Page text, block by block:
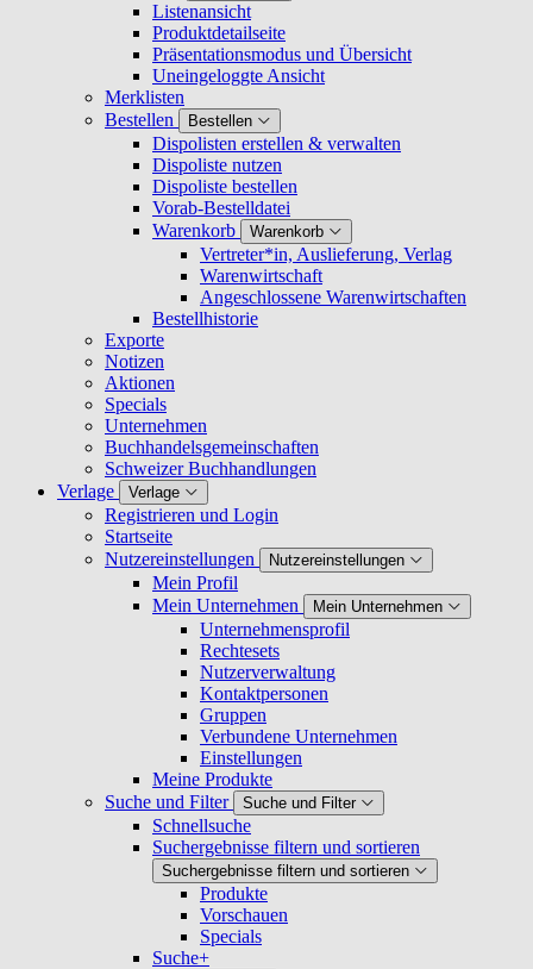
Listenansicht
Produktdetailseite
Präsentationsmodus und Übersicht
Uneingeloggte Ansicht
Merklisten
Bestellen
Bestellen
Dispolisten erstellen & verwalten
Dispoliste nutzen
Dispoliste bestellen
Vorab-Bestelldatei
Warenkorb
Warenkorb
Vertreter*in, Auslieferung, Verlag
Warenwirtschaft
Angeschlossene Warenwirtschaften
Bestellhistorie
Exporte
Notizen
Aktionen
Specials
Unternehmen
Buchhandelsgemeinschaften
Schweizer Buchhandlungen
Verlage
Verlage
Registrieren und Login
Startseite
Nutzereinstellungen
Nutzereinstellungen
Mein Profil
Mein Unternehmen
Mein Unternehmen
Unternehmensprofil
Rechtesets
Nutzerverwaltung
Kontaktpersonen
Gruppen
Verbundene Unternehmen
Einstellungen
Meine Produkte
Suche und Filter
Suche und Filter
Schnellsuche
Suchergebnisse filtern und sortieren
Suchergebnisse filtern und sortieren
Produkte
Vorschauen
Specials
Suche+